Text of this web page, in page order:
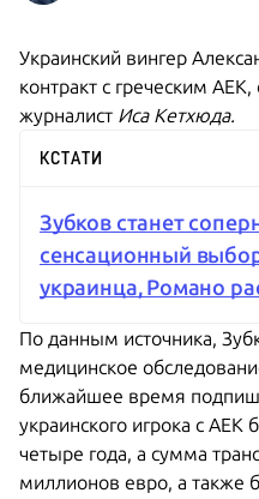
Украинский вингер
контракт с греческим
журналист Иса Кетхюда.
КСТАТИ
Зубков станет
сенсационный
украинца, Романо
По данным источника,
медицинское
ближайшее время
украинского игрока с АЕК
четыре года, а сумма
миллионов евро, а также